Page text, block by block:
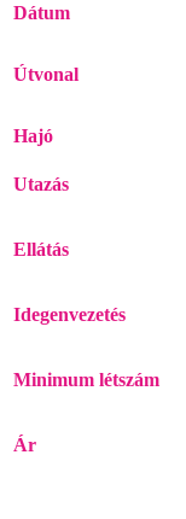
Dátum
Útvonal
Hajó
Utazás
Ellátás
Idegenvezetés
Minimum létszám
Ár